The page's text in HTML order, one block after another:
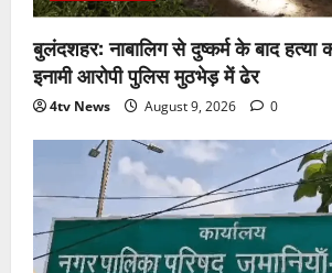
बुलंदशहर: नाबालिग से दुष्कर्म के बाद हत्या
इनामी आरोपी पुलिस मुठभेड़ में ढेर
4tv News August 9, 2026 0